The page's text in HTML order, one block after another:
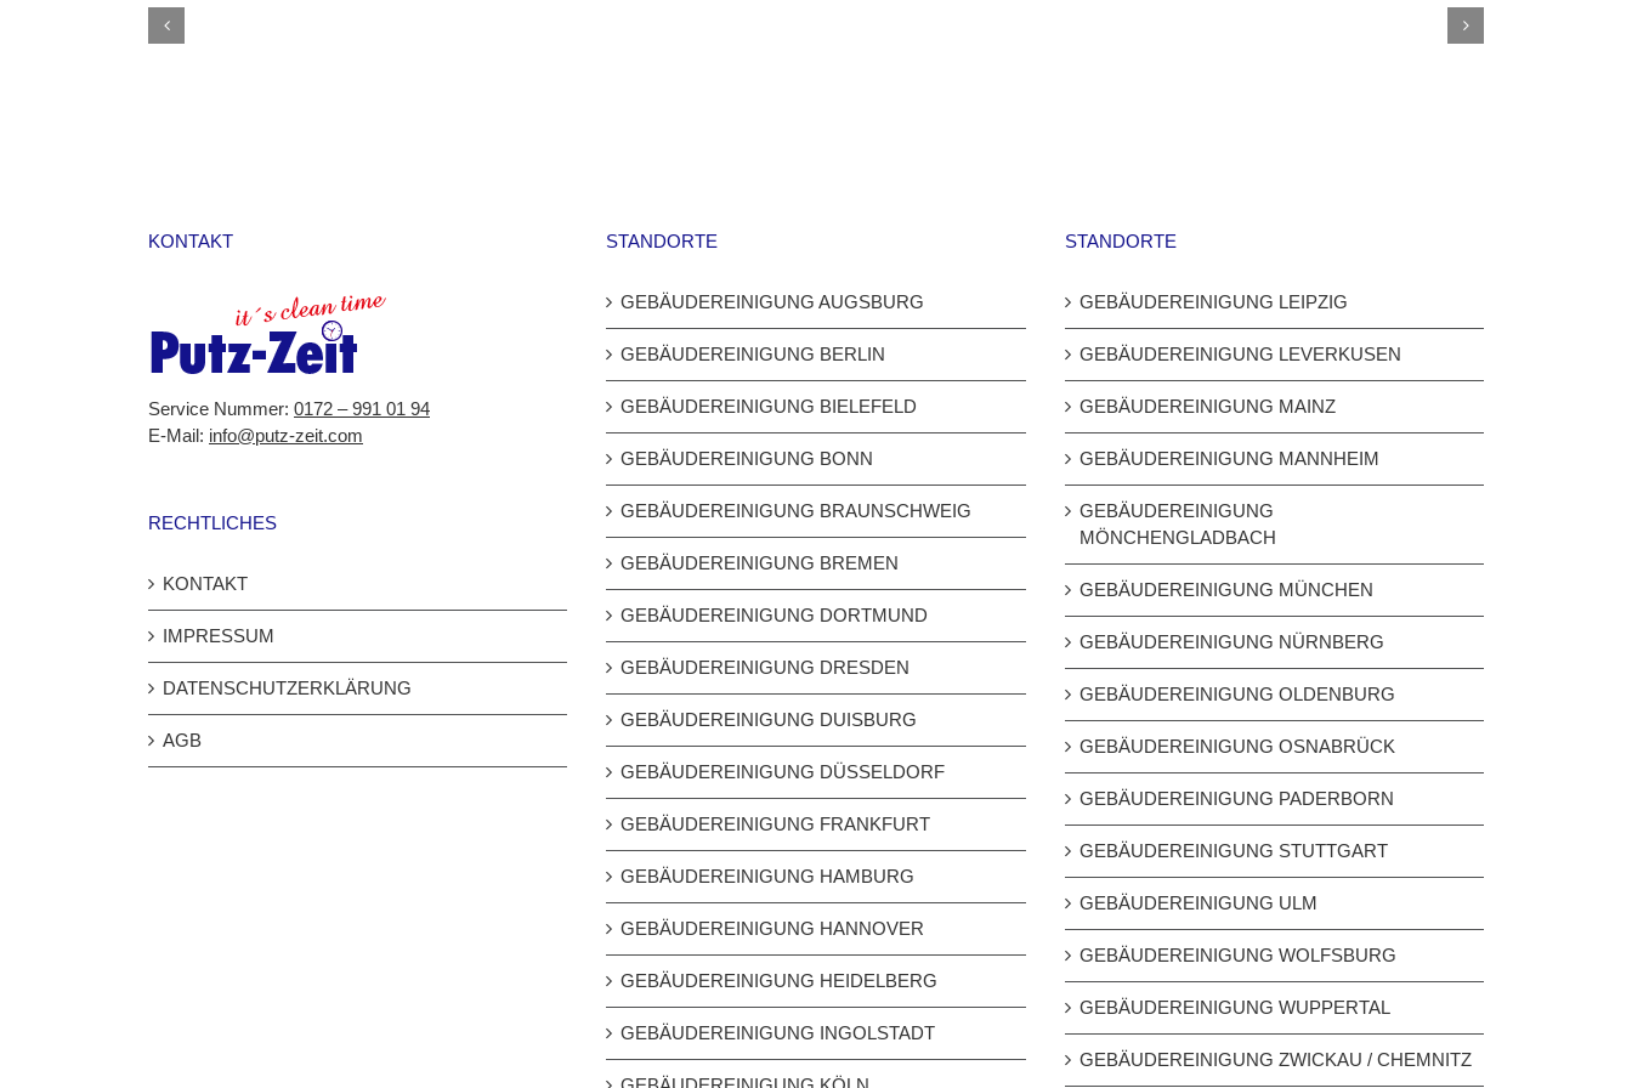
KONTAKT
Service Nummer: 0172 – 991 01 94
E-Mail: info@putz-zeit.com
RECHTLICHES
KONTAKT
IMPRESSUM
DATENSCHUTZERKLÄRUNG
AGB
STANDORTE
GEBÄUDEREINIGUNG AUGSBURG
GEBÄUDEREINIGUNG BERLIN
GEBÄUDEREINIGUNG BIELEFELD
GEBÄUDEREINIGUNG BONN
GEBÄUDEREINIGUNG BRAUNSCHWEIG
GEBÄUDEREINIGUNG BREMEN
GEBÄUDEREINIGUNG DORTMUND
GEBÄUDEREINIGUNG DRESDEN
GEBÄUDEREINIGUNG DUISBURG
GEBÄUDEREINIGUNG DÜSSELDORF
GEBÄUDEREINIGUNG FRANKFURT
GEBÄUDEREINIGUNG HAMBURG
GEBÄUDEREINIGUNG HANNOVER
GEBÄUDEREINIGUNG HEIDELBERG
GEBÄUDEREINIGUNG INGOLSTADT
STANDORTE
GEBÄUDEREINIGUNG LEIPZIG
GEBÄUDEREINIGUNG LEVERKUSEN
GEBÄUDEREINIGUNG MAINZ
GEBÄUDEREINIGUNG MANNHEIM
GEBÄUDEREINIGUNG
MÖNCHENGLADBACH
GEBÄUDEREINIGUNG MÜNCHEN
GEBÄUDEREINIGUNG NÜRNBERG
GEBÄUDEREINIGUNG OLDENBURG
GEBÄUDEREINIGUNG OSNABRÜCK
GEBÄUDEREINIGUNG PADERBORN
GEBÄUDEREINIGUNG STUTTGART
GEBÄUDEREINIGUNG ULM
GEBÄUDEREINIGUNG WOLFSBURG
GEBÄUDEREINIGUNG WUPPERTAL
GEBÄUDEREINIGUNG ZWICKAU / CHEMNITZ